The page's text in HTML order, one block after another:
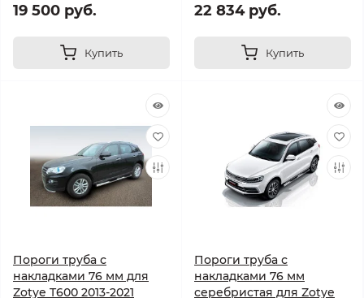
19 500 руб.
Купить
22 834 руб.
Купить
Пороги труба с
накладками 76 мм для
Zotye T600 2013-2021
Пороги труба с
накладками 76 мм
серебристая для Zotye